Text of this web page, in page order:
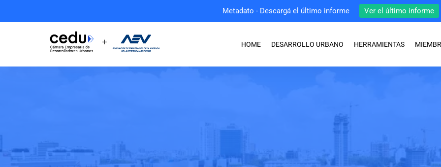
HOME DESARROLLO URBANO HERRAMIENTAS
Metadato - Descargá el último informe Ver el último informe